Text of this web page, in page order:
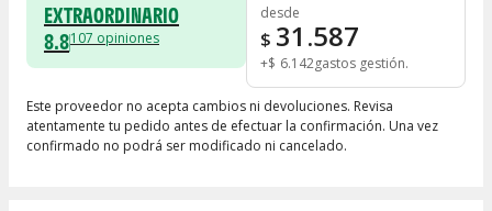
EXTRAORDINARIO
8.8107 opiniones
desde
$ 31.587
+$ 6.142gastos gestión
Este proveedor no acepta cambios ni devoluciones. Revisa
atentamente tu pedido antes de efectuar la confirmación. Una vez
confirmado no podrá ser modificado ni cancelado.